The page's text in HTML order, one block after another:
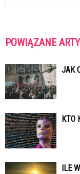
POWIĄZANE
JAK
KTO
ILE